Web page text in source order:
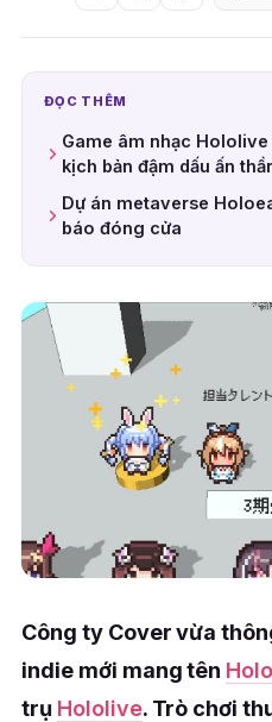
ĐỌC THÊM
Game âm nhạc
kịch bản đậm dấu ấn
Dự án metaverse
báo đóng cửa
Công ty Cover vừa
indie mới mang tên
trụ Hololive. Trò chơi